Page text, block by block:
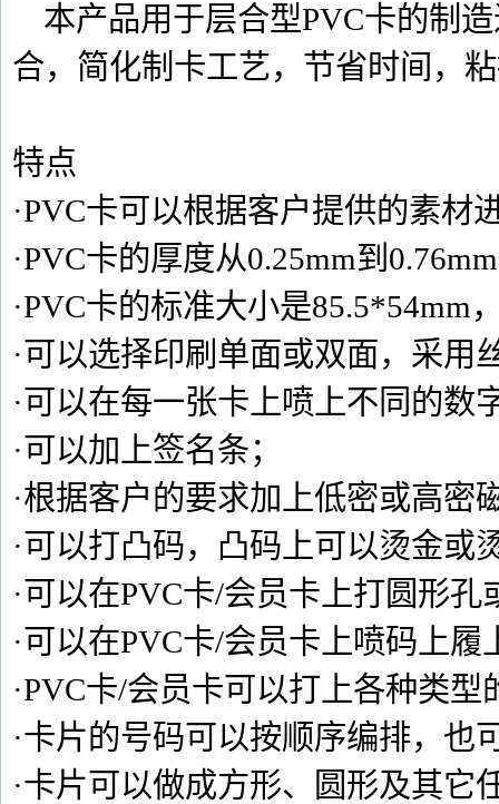
本产品用于层合型PVC卡的制
合，简化制卡工艺，节省时间，
特点
·PVC卡可以根据客户提供的素材
·PVC卡的厚度从0.25mm到
·PVC卡的标准大小是85.5*54mm
·可以选择印刷单面或双面，采
·可以在每一张卡上喷上不同的数
·可以加上签名条；
·根据客户的要求加上低密或高密
·可以打凸码，凸码上可以烫金或
·可以在PVC卡/会员卡上打圆形孔
·可以在PVC卡/会员卡上喷码上履
·PVC卡/会员卡可以打上各种类型
·卡片的号码可以按顺序编排，也
·卡片可以做成方形、圆形及其它